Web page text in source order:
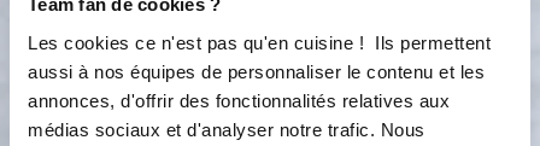
Les cookies ce n'est pas qu'en cuisine ! Ils permettent
aussi à nos équipes de personnaliser le contenu et les
annonces, d'offrir des fonctionnalités relatives aux
médias sociaux et d'analyser notre trafic. Nous
Bon appétit !